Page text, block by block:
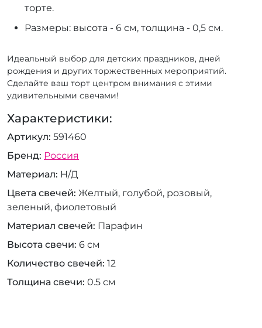
торте.
Размеры: высота - 6 см, толщина - 0,5 см.
Идеальный выбор для детских праздников, дней
рождения и других торжественных мероприятий.
Сделайте ваш торт центром внимания с этими
удивительными свечами!
Характеристики:
Артикул 591460
Бренд Россия
Материал Н/Д
Цвета свечей Желтый, голубой, розовый,
зеленый, фиолетовый
Материал свечей Парафин
Высота свечи 6 см
Количество свечей 12
Толщина свечи 0.5 см